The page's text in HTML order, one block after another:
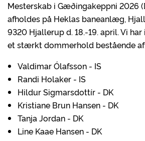
Mesterskab i Gæðingakeppni 2026
afholdes på Heklas baneanlæg,
9320 Hjallerup d. 18.-19. april. Vi
et stærkt dommerhold bestående
Valdimar Ólafsson - IS
Randi Holaker - IS
Hildur Sigmarsdottír - DK
Kristiane Brun Hansen - DK
Tanja Jordan - DK
Line Kaae Hansen - DK